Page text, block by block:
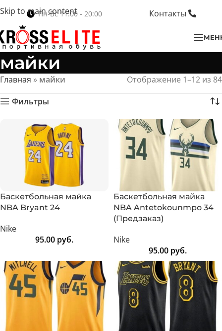
Skip to main content
Пн-Вс 11:00 - 20:00 Контакты
майки
Главная » майки
Отображение 1–12 из 84
Фильтры
Баскетбольная майка
NBA Bryant 24
Nike
95.00 руб.
Баскетбольная майка
NBA Antetokounmpo 34
(Предзаказ)
Nike
95.00 руб.